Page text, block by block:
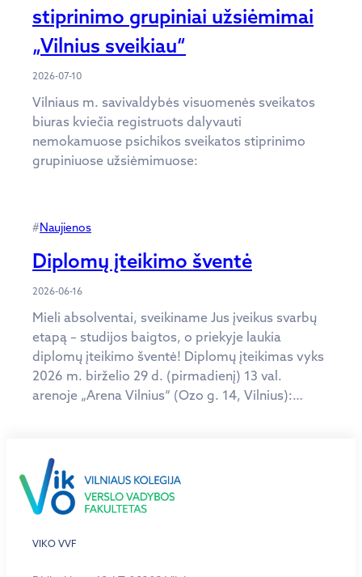
stiprinimo grupiniai užsiėmimai
„Vilnius sveikiau“
2026-07-10
Vilniaus m. savivaldybės visuomenės sveikatos
biuras kviečia registruots dalyvauti
nemokamuose psichikos sveikatos stiprinimo
grupiniuose užsiėmimuose:
#Naujienos
Diplomų įteikimo šventė
2026-06-16
Mieli absolventai, sveikiname Jus įveikus svarbų
etapą – studijos baigtos, o priekyje laukia
diplomų įteikimo šventė! Diplomų įteikimas vyks
2026 m. birželio 29 d. (pirmadienį) 13 val.
arenoje „Arena Vilnius“ (Ozo g. 14, Vilnius):…
VIKO VVF